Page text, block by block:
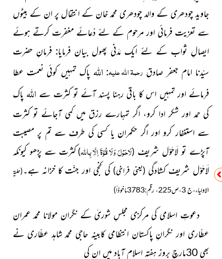
جاوىد چودھرى کے والد چودھرى محمد خان کے انتقال پر ان کے بیٹوں
سے تعزیت فرمائی اور مرحوم کے لئے دُعائے مغفرت کرتے ہوئے
ایصالِ ثواب کے لئے ایک مَدَنی پھول بیان فرمایا: فرمانِ حضرت
سىّدنا امام جعفر صادق رحمۃ اللہ علیہ: اللہ پاک تمہىں کوئى نعمت عطا
فرمائے اور تمہىں اس کا باقى رہنا پسند آئے تو کثرت سے اللہ پاک
کى حمد اور شکر ادا کرو، اگر تمہارے رزق مىں کمى آجائے تو کثرت
سے استغفار کرو اور اگر حکمران ىا کسى کى طرف سے تم پر مصىبت
آپڑے تو لَاحَوْل شرىف (لَاحَوْلَ وَلَا قُوَّةَ اِلَّا بِاللہ)کثرت سے پڑھو کىونکہ
لَاحَوْل شرىف کشادگى (ىعنى فراخى) کى کنجى اور جنّت کا خزانہ ہے۔(حلیۃ
الاولیاء،ج 3،ص225، رقم:3783ماخوذاً)
دعوتِ اسلامی کی مرکزی مجلسِ شوریٰ کے نگران مولانا محمد عمران
عطّاری اور نگرانِ پاکستان انتظامی کابینہ حاجی محمد شاہد عطّاری نے
بھی 30مارچ بروز ہفتہ اسلام آباد میں ان کی